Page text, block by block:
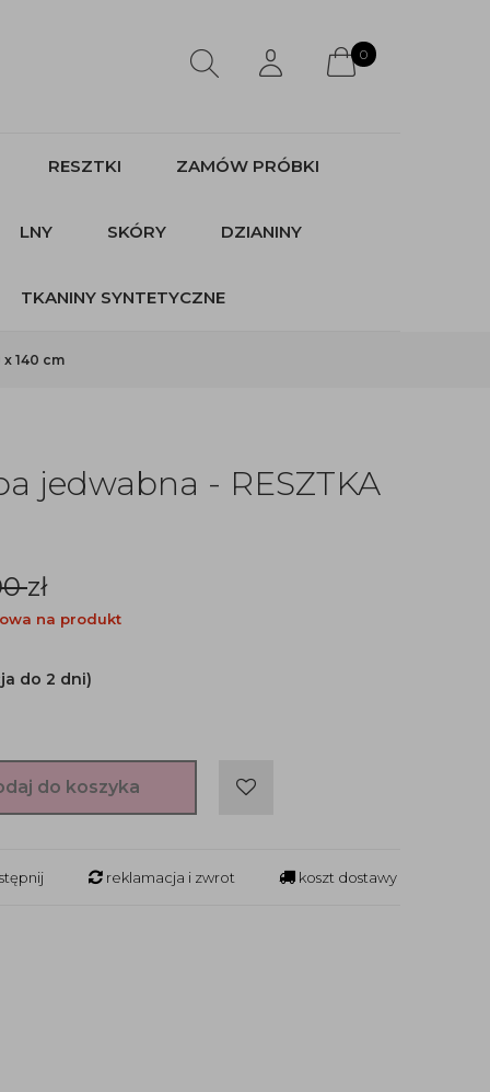
0
RESZTKI ZAMÓW PRÓBKI
LNY SKÓRY DZIANINY
TKANINY SYNTETYCZNE
140 cm
jedwabna - RESZTKA
zł
na produkt
do 2 dni)
do koszyka
reklamacja i zwrot koszt dostawy